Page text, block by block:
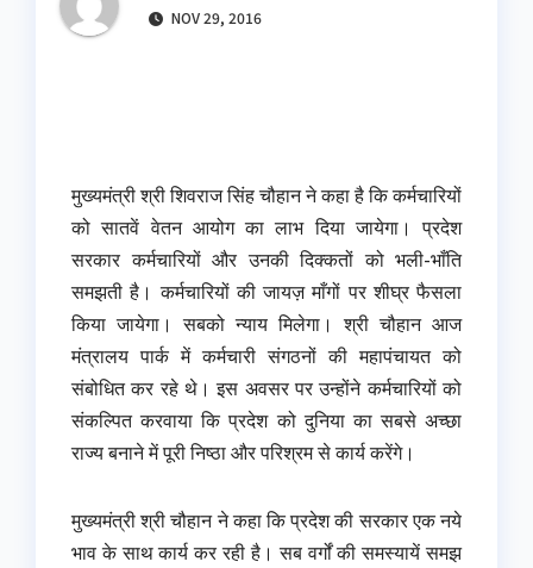
NOV 29, 2016
मुख्यमंत्री श्री शिवराज सिंह चौहान ने कहा है कि कर्मचारियों
को सातवें वेतन आयोग का लाभ दिया जायेगा। प्रदेश
सरकार कर्मचारियों और उनकी दिक्कतों को भली-भाँति
समझती है। कर्मचारियों की जायज़ माँगों पर शीघ्र फैसला
किया जायेगा। सबको न्याय मिलेगा। श्री चौहान आज
मंत्रालय पार्क में कर्मचारी संगठनों की महापंचायत को
संबोधित कर रहे थे। इस अवसर पर उन्होंने कर्मचारियों को
संकल्पित करवाया कि प्रदेश को दुनिया का सबसे अच्छा
राज्य बनाने में पूरी निष्ठा और परिश्रम से कार्य करेंगे।
मुख्यमंत्री श्री चौहान ने कहा कि प्रदेश की सरकार एक नये
भाव के साथ कार्य कर रही है। सब वर्गों की समस्यायें समझ